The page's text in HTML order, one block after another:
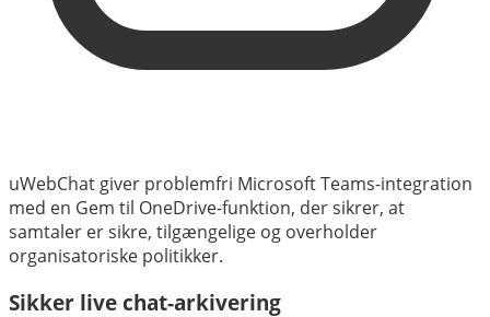
uWebChat giver problemfri Microsoft Teams-integration
med en Gem til OneDrive-funktion, der sikrer, at
samtaler er sikre, tilgængelige og overholder
organisatoriske politikker.
Sikker live chat-arkivering